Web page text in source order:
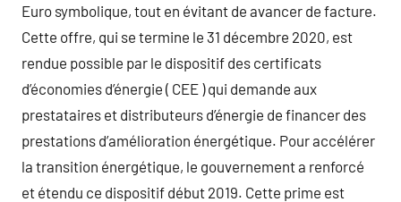
Euro symbolique, tout en évitant de avancer de facture.
Cette offre, qui se termine le 31 décembre 2020, est
rendue possible par le dispositif des certificats
d’économies d’énergie ( CEE ) qui demande aux
prestataires et distributeurs d’énergie de financer des
prestations d’amélioration énergétique. Pour accélérer
la transition énergétique, le gouvernement a renforcé
et étendu ce dispositif début 2019. Cette prime est